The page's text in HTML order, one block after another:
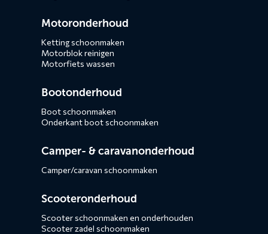
Motoronderhoud
Ketting schoonmaken
Motorblok reinigen
Motorfiets wassen
Bootonderhoud
Boot schoonmaken
Onderkant boot schoonmaken
Camper- & caravanonderhoud
Camper/caravan schoonmaken
Scooteronderhoud
Scooter schoonmaken en onderhouden
Scooter zadel schoonmaken